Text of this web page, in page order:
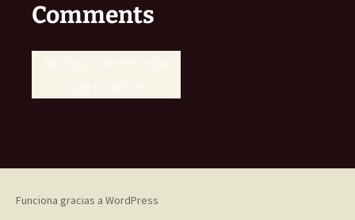
Comments
Funciona gracias a WordPress